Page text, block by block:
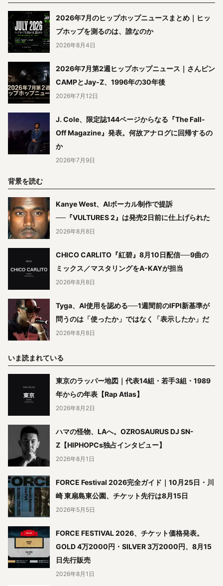
2026年7月のヒップホップニュースまとめ｜ヒッ
プホップを測るのは、誰なのか
2026年8月4日
2026年7月第2週ヒップホップニュース｜さんピン
CAMPとJay-Z、1996年の30年後
2026年7月12日
J. Cole、限定誌144ページからなる『The Fall-
Off Magazine』発表。何故アナログに回帰するの
か
2026年7月9日
背景を読む
Kanye West、AIボーカル制作で提訴
──『VULTURES 2』は発売2日前に仕上げられた
2026年8月8日
CHICO CARLITO『紅碧』8月10日配信──9曲の
ミックス／マスタリングをA-KAYが担当
2026年8月8日
Tyga、AI使用を認める──1週間前のIFPI新基準が
問うのは「使ったか」ではなく「表示したか」だ
2026年8月8日
いま読まれている
東京のラッパー地図｜代表14組・若手3組・1989
年からの年表【Rap Atlas】
2026年8月2日
ハマの怪物、LAへ。OZROSAURUS DJ SN-
Z【HIPHOPCs独占インタビュー】
2026年8月1日
FORCE Festival 2026完全ガイド｜10月25日・川
崎 東扇島東公園、チケット先行は8月15日
2026年5月5日
FORCE FESTIVAL 2026、チケット価格発表。
GOLD 4万2000円・SILVER 3万2000円、8月15
日先行販売
2026年8月1日